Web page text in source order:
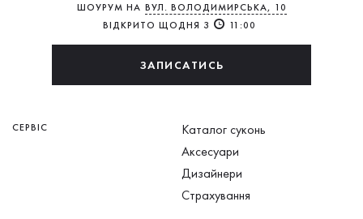
ШОУРУМ НА ВУЛ. ВОЛОДИМИРСЬКА, 10
ВІДКРИТО ЩОДНЯ З
11:00
ЗАПИСАТИСЬ
СЕРВІС
Каталог суконь
Аксесуари
Дизайнери
Страхування